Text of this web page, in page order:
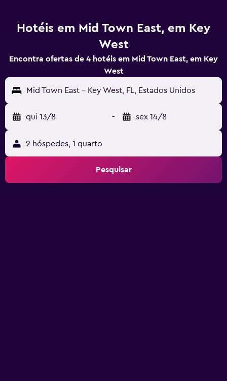
Hotéis em Mid Town East, em Key
West
Encontra ofertas de 4 hotéis em Mid Town East, em Key
West
Mid Town East - Key West, FL, Estados Unidos
qui 13/8 - sex 14/8
2 hóspedes, 1 quarto
Pesquisar